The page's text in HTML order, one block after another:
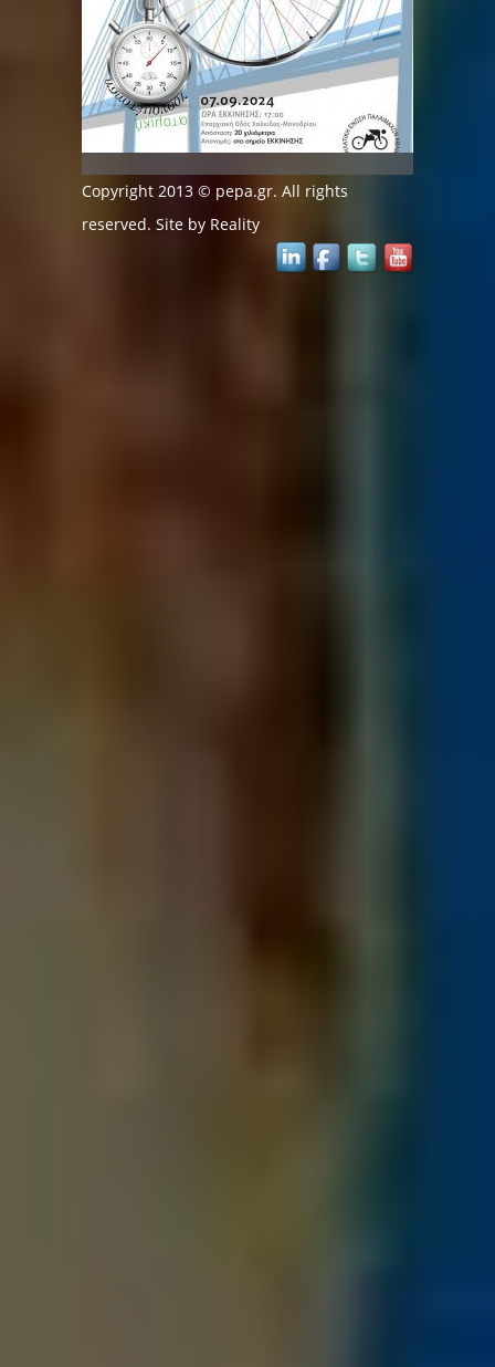
Copyright 2013 © pepa.gr. All rights
reserved. Site by Reality